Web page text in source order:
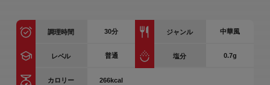
調理時間 30分 ジャンル 中華風
レベル 普通 塩分 0.7g
カロリー 266kcal